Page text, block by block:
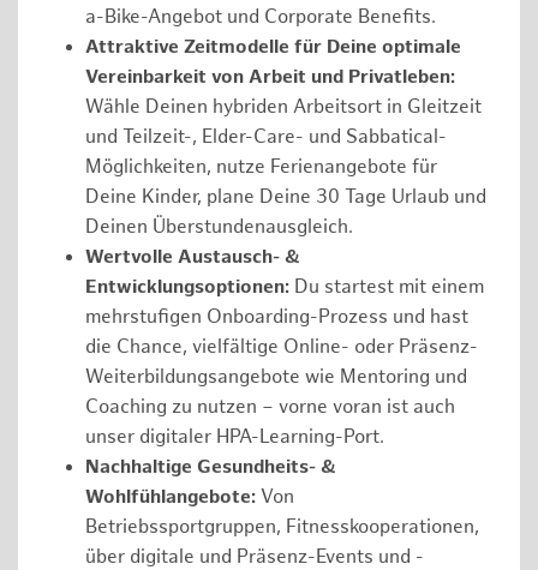
a-Bike-Angebot und Corporate Benefits.
Attraktive Zeitmodelle für Deine optimale
Vereinbarkeit von Arbeit und Privatleben:
Wähle Deinen hybriden Arbeitsort in Gleitzeit
und Teilzeit-, Elder-Care- und Sabbatical-
Möglichkeiten, nutze Ferienangebote für
Deine Kinder, plane Deine 30 Tage Urlaub und
Deinen Überstundenausgleich.
Wertvolle Austausch- &
Entwicklungsoptionen: Du startest mit einem
mehrstufigen Onboarding-Prozess und hast
die Chance, vielfältige Online- oder Präsenz-
Weiterbildungsangebote wie Mentoring und
Coaching zu nutzen – vorne voran ist auch
unser digitaler HPA-Learning-Port.
Nachhaltige Gesundheits- &
Wohlfühlangebote: Von
Betriebssportgruppen, Fitnesskooperationen,
über digitale und Präsenz-Events und -